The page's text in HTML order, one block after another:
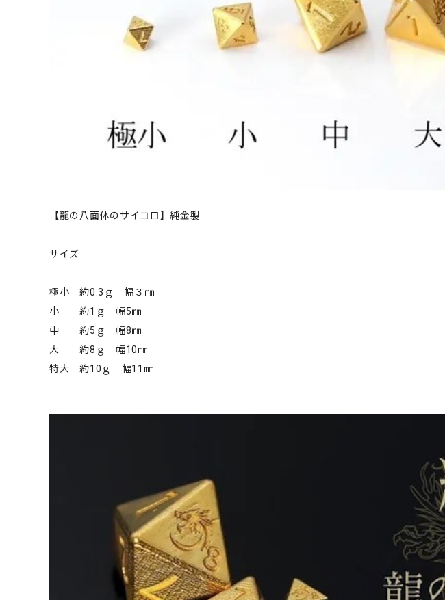
【龍の八面体のサイコロ】純金製
サイズ
極小 約0.3ｇ 幅３㎜
小 約1ｇ 幅5㎜
中 約5ｇ 幅8㎜
大 約8ｇ 幅10㎜
特大 約10ｇ 幅11㎜